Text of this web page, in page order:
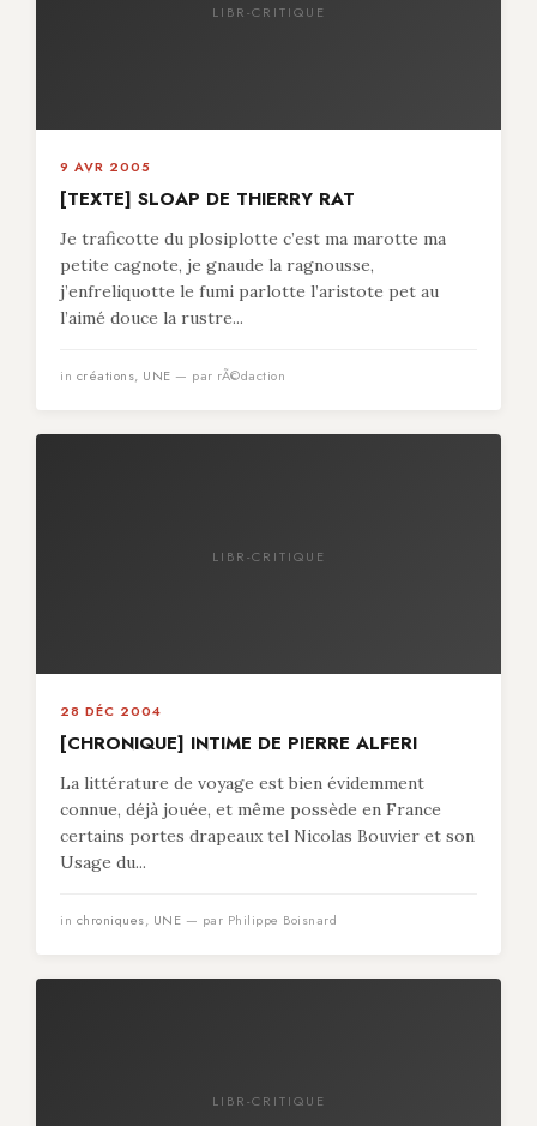
LIBR-CRITIQUE
9 AVR 2005
[TEXTE] SLOAP DE THIERRY RAT
Je traficotte du plosiplotte c’est ma marotte ma
petite cagnote, je gnaude la ragnousse,
j’enfreliquotte le fumi parlotte l’aristote pet au
l’aimé douce la rustre...
in créations, UNE — par rÃ©daction
LIBR-CRITIQUE
28 DÉC 2004
[CHRONIQUE] INTIME DE PIERRE ALFERI
La littérature de voyage est bien évidemment
connue, déjà jouée, et même possède en France
certains portes drapeaux tel Nicolas Bouvier et son
Usage du...
in chroniques, UNE — par Philippe Boisnard
LIBR-CRITIQUE